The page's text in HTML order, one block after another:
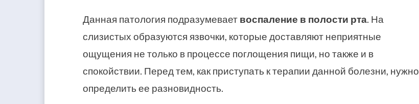
Данная патология подразумевает воспаление в полости рта. На
слизистых образуются язвочки, которые доставляют неприятные
ощущения не только в процессе поглощения пищи, но также и в
спокойствии. Перед тем, как приступать к терапии данной болезни, нужно
определить ее разновидность.